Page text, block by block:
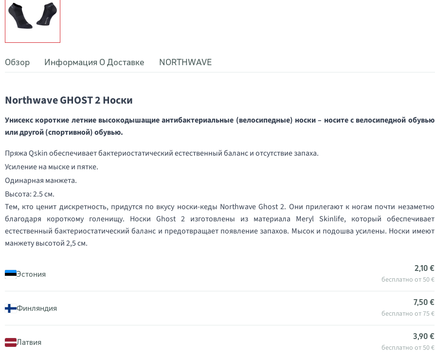
Обзор Информация О Доставке NORTHWAVE
Northwave GHOST 2 Носки
Унисекс короткие летние высокодышащие антибактериальные (велосипедные) носки – носите с велосипедной обувью
или другой (спортивной) обувью.
Пряжа Qskin обеспечивает бактериостатический естественный баланс и отсутствие запаха.
Усиление на мыске и пятке.
Одинарная манжета.
Высота: 2.5 см.
Тем, кто ценит дискретность, придутся по вкусу носки-кеды Northwave Ghost 2. Они прилегают к ногам почти незаметно
благодаря короткому голенищу. Носки Ghost 2 изготовлены из материала Meryl Skinlife, который обеспечивает
естественный бактериостатический баланс и предотвращает появление запахов. Мысок и подошва усилены. Носки имеют
манжету высотой 2,5 см.
Эстония
2,10 €
бесплатно от 50 €
Финляндия
7,50 €
бесплатно от 75 €
Латвия
3,90 €
бесплатно от 50 €